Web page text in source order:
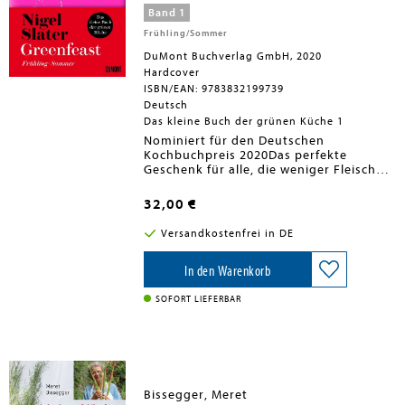
den Mai!
Band 1
Frühling/Sommer
DuMont Buchverlag GmbH, 2020
Hardcover
ISBN/EAN: 9783832199739
Deutsch
Das kleine Buch der grünen Küche 1
Nominiert für den Deutschen
Kochbuchpreis 2020Das perfekte
Geschenk für alle, die weniger Fleisch
Rezepte für Frühling und Sommer von
Großbritanniens Kultkoch Nigel Slater.
Einfach, schnell und kompromisslos
geschmackvoll!Nigel Slater ist vielen
seiner Fans als Genießer eher
kalorienreicher und oft fleischlastiger
Gerichte bekannt. Doch als er vor gut
einem Jahr die Aufzeichnungen der
hat, ohne dass er konsequenter
32,00 €
Versandkostenfrei in DE
In den Warenkorb
SOFORT LIEFERBAR
Bissegger, Meret